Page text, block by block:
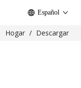
Español
Hogar / Descargar